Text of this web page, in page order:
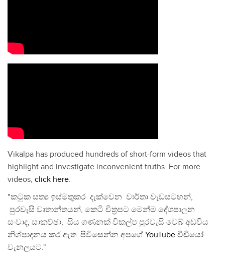
Vikalpa has produced hundreds of short-form videos that
highlight and investigate inconvenient truths. For more
videos, click here.
"කටුක සත්‍ය ඉස්මතුකර දැක්වෙන වාර්තා වැඩසටහන්,
පුරවැසි වෘතාන්තයන්, කෙටි චිත්‍රපට මෙන්ම දේශපාලන
සංවාද, සාකච්ඡා, සිය ගණනක් විකල්ප පුරවැසි වෙබ් අඩවිය
නිශ්පාදනය කර ඇත. පිවිසෙන්න අපගේ YouTube වීඩියෝ
චැනලයට."